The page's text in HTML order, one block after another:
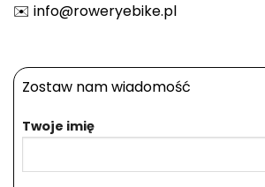
✉️ info@roweryebike.pl
Zostaw nam wiadomość
Twoje imię